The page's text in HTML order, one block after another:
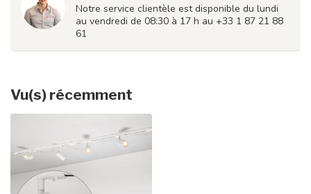
Notre service clientèle est disponible du lundi
au vendredi de 08:30 à 17 h au +33 1 87 21 88
61
Vu(s) récemment